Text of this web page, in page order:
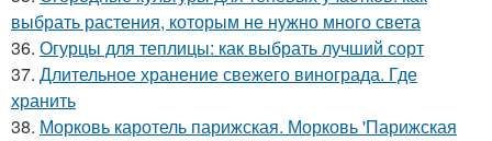
выбрать растения, которым не нужно много света
36. Огурцы для теплицы: как выбрать лучший сорт
37. Длительное хранение свежего винограда. Где
хранить
38. Морковь каротель парижская. Морковь 'Парижская